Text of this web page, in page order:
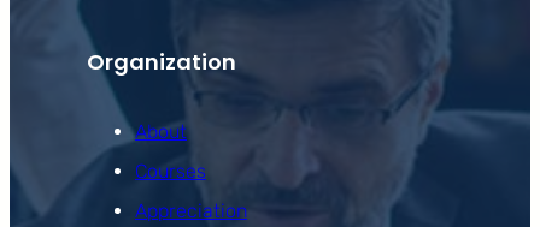
Organization
About
Courses
Appreciation